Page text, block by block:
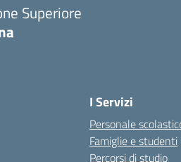
Superiore
I Servizi
Personale
Famiglie e studenti
Percorsi di studio